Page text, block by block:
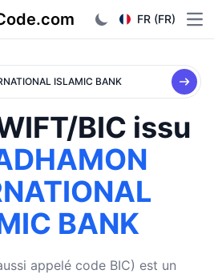
FR (FR)
ISLAMIC BANK
BIC issu
BANK
appelé code BIC) est un